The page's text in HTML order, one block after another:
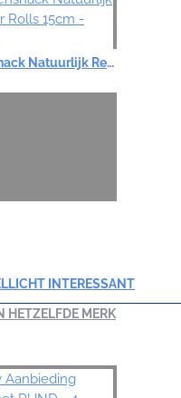
Hondensnack Natuurlijk Retriever Rolls 15cm - 50stuks
INTERESSANT
HETZELFDE MERK